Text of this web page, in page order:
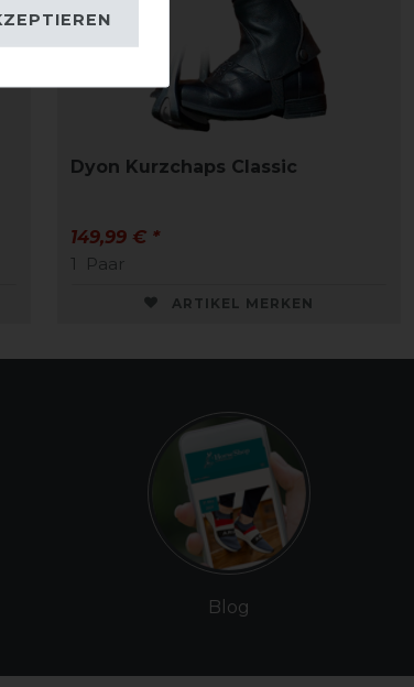
Dyon Kurzchaps Classic
149,99 € *
1
Paar
ARTIKEL MERKEN
Blog